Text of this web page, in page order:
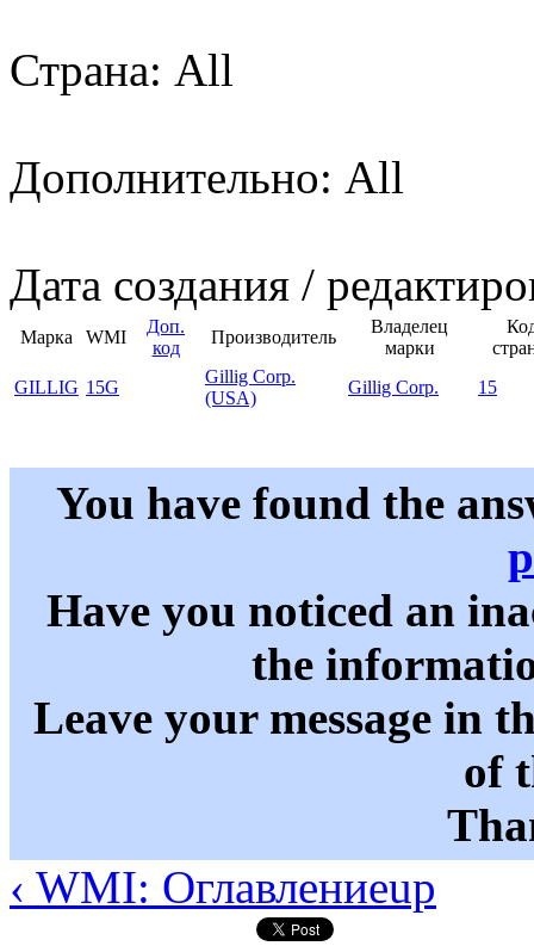
Страна: All
Дополнительно: All
Дата создания /
Марка WMI
Доп.
код
Производитель
Владелец
марки
GILLIG 15G
Gillig Corp.
(USA)
Gillig Corp. 15
You have found the
Have you noticed an
the
Leave your message in
of
‹ WMI: Оглавлениеup